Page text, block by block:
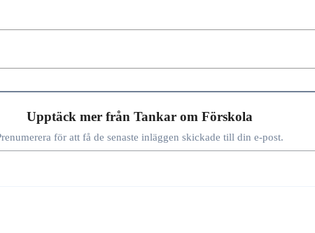
Upptäck mer från Tankar om Förskola
Prenumerera för att få de senaste inläggen skickade till din e-post.